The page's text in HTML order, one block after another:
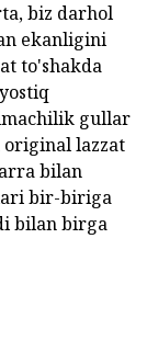
biz darhol
ekanligini
to'shakda
gullar
original lazzat
bilan
bir-biriga
bilan birga